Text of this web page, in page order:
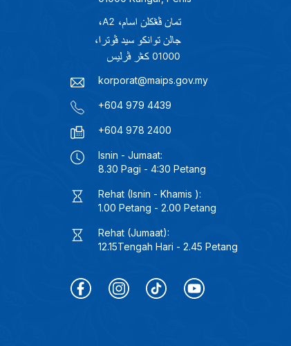
korporat@maips.gov.my
+604 979 4439
+604 978 2400
Isnin - Jumaat:
8.30 Pagi - 4:30 Petang
Rehat (Isnin - Khamis ):
1.00 Petang - 2.00 Petang
Rehat (Jumaat):
12.15Tengah Hari - 2.45 Petang